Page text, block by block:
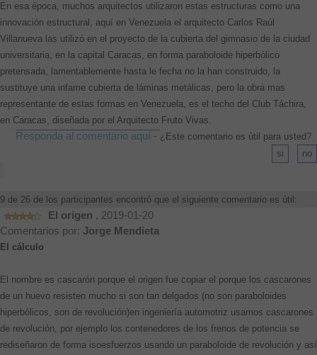
En esa época, muchos arquitectos utilizaron estas estructuras como una
innovación estructural, aquí en Venezuela el arquitecto Carlos Raúl
Villanueva las utilizó en el proyecto de la cubierta del gimnasio de la ciudad
universitaria, en la capital Caracas, en forma paraboloide hiperbólico
pretensada, lamentablemente hasta le fecha no la han construido, la
sustituye una infame cubierta de láminas metálicas, pero la obra mas
representante de estas formas en Venezuela, es el techo del Club Táchira,
en Caracas, diseñada por el Arquitecto Fruto Vivas.
Responda al comentario aquí - ¿Este comentario es útil para usted?
9 de 26 de los participantes encontró que el siguiente comentario es útil:
El origen , 2019-01-20
Comentarios por: Jorge Mendieta
El cálculo
El nombre es cascarón porque el origen fue copiar el porque los cascarones
de un huevo resisten mucho si son tan delgados (no son paraboloides
hiperbólicos, son de revolución)en ingeniería automotriz usamos cascarones
de revolución, por ejemplo los contenedores de los frenos de potencia se
rediseñaron de forma isoesfuerzos usando un paraboloide de revolución y así